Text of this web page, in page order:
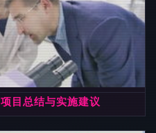
目总结与实施建议